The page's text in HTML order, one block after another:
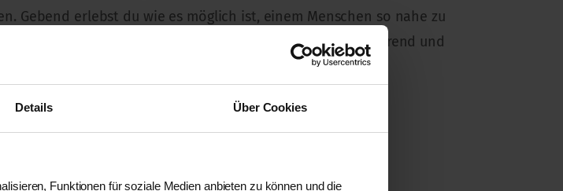
Details Über Cookies
Funktionen für soziale Medien anbieten zu können und die
Gebend erlebst du wie es möglich ist, einem Menschen so nahe zu
wird dich in deinem Leben und Lieben inspirierend und